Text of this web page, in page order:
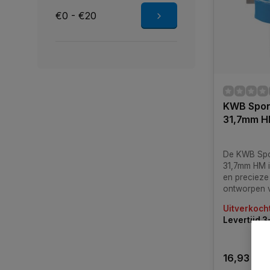
€0 - €20
KWB
31,7mm
De KWB
31,7mm
en
ontworpen
Levertijd
16,93